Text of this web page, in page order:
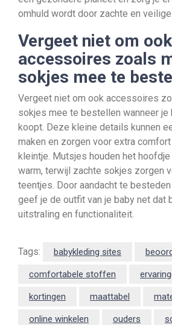
omhuld wordt door zachte en
Vergeet niet om ook
accessoires zoals
sokjes mee te
Vergeet niet om ook accessoires
sokjes mee te bestellen wanneer je
koopt. Deze kleine details kunnen
maken en zorgen voor extra
kleintje. Mutsjes houden het
warm, terwijl zachte sokjes zorgen
teentjes. Door aandacht te
geef je de outfit van je baby net dat
uitstraling en functionaliteit.
Tags: babykleding sites
comfortabele stoffen
kortingen maattabel
online winkelen ouders